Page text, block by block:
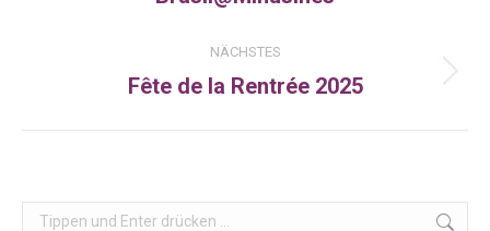
NÄCHSTES
Nächster
Fête de la Rentrée 2025
Search: